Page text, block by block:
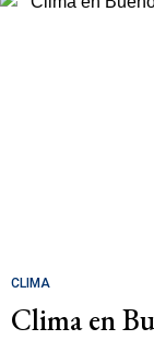
CLIMA
Clima en